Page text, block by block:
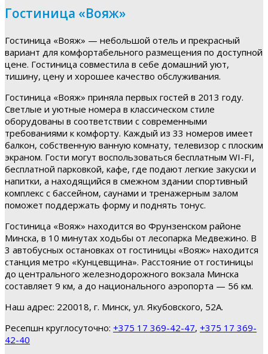
Гостиница «Вояж»
Гостиница «Вояж» — небольшой отель и прекрасный
вариант для комфортабельного размещения по доступной
цене. Гостиница совместила в себе домашний уют,
тишину, цену и хорошее качество обслуживания.
Гостиница «Вояж» приняла первых гостей в 2013 году.
Светлые и уютные номера в классическом стиле
оборудованы в соответствии с современными
требованиями к комфорту. Каждый из 33 номеров имеет
балкон, собственную ванную комнату, телевизор с плоским
экраном. Гости могут воспользоваться бесплатным WI-FI,
бесплатной парковкой, кафе, где подают легкие закуски и
напитки, а находящийся в смежном здании спортивный
комплекс с бассейном, саунами и тренажерным залом
поможет поддержать форму и поднять тонус.
Гостиница «Вояж» находится во Фрунзенском районе
Минска, в 10 минутах ходьбы от лесопарка Медвежино. В
3 автобусных остановках от гостиницы «Вояж» находится
станция метро «Кунцевщина». Расстояние от гостиницы
до центрального железнодорожного вокзала Минска
составляет 9 км, а до национального аэропорта — 56 км.
Наш адрес: 220018, г. Минск, ул. Якубовского, 52А.
Ресепшн круглосуточно: +375 17 369-42-47, +375 17 369-
42-40